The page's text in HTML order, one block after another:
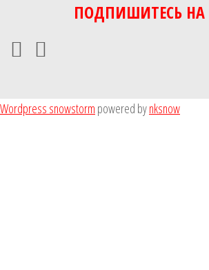
ПОДПИШИТЕСЬ НА
Wordpress snowstorm powered bynksnow